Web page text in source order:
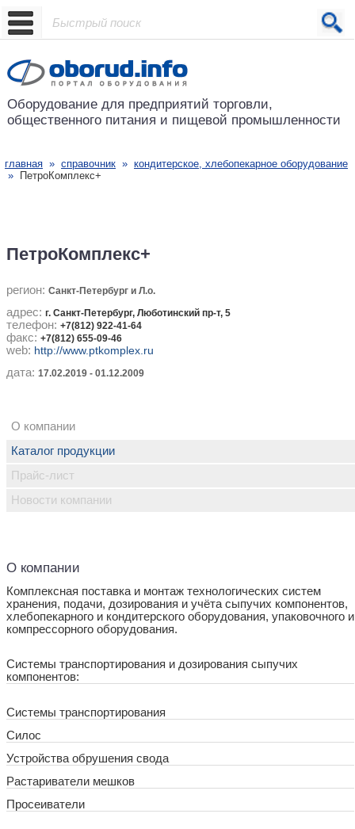
Проект основан в 2001 году
Оборудование для предприятий торговли,
общественного питания и пищевой промышленности
главная » справочник » кондитерское, хлебопекарное оборудование
»
ПетроКомплекс+
ПетроКомплекс+
регион: Санкт-Петербург и Л.о.
адрес: г. Санкт-Петербург, Люботинский пр-т, 5
телефон: +7(812) 922-41-64
факс: +7(812) 655-09-46
web: http://www.ptkomplex.ru
дата: 17.02.2019 - 01.12.2009
О компании
О компании
Комплексная поставка и монтаж технологических систем
хранения, подачи, дозирования и учёта сыпучих компонентов,
хлебопекарного и кондитерского оборудования, упаковочного и
компрессорного оборудования.
Системы транспортирования и дозирования сыпучих
компонентов:
Системы транспортирования
Силос
Устройства обрушения свода
Растариватели мешков
Просеиватели
Каталог продукции
Прайс-лист
Новости компании